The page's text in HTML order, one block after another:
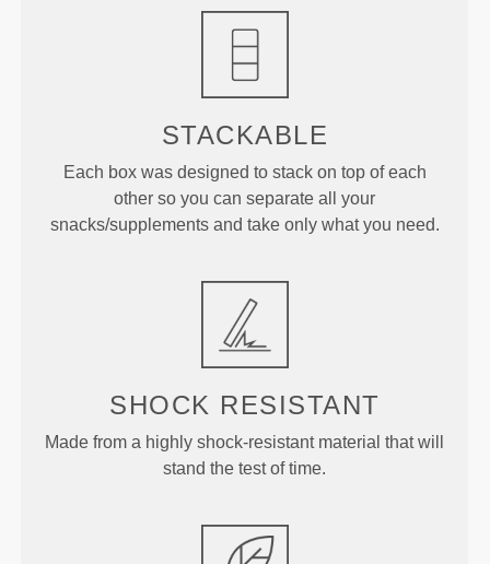
STACKABLE
Each box was designed to stack on top of each
other so you can separate all your
snacks/supplements and take only what you need.
SHOCK RESISTANT
Made from a highly shock-resistant material that will
stand the test of time.